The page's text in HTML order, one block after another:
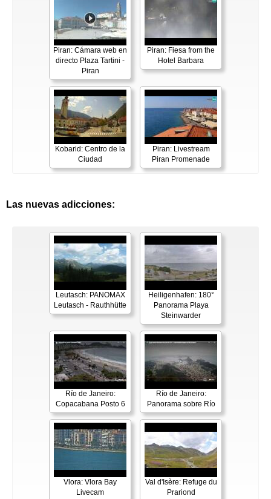
Piran: Cámara web en
directo Plaza Tartini -
Piran
Piran: Fiesa from the
Hotel Barbara
Kobarid: Centro de la
Ciudad
Piran: Livestream
Piran Promenade
Las nuevas adicciones:
Leutasch: PANOMAX
Leutasch - Rauthhütte
Heiligenhafen: 180°
Panorama Playa
Steinwarder
Río de Janeiro:
Copacabana Posto 6
Río de Janeiro:
Panorama sobre Río
Vlora: Vlora Bay
Livecam
Val d'Isère: Refuge du
Prariond